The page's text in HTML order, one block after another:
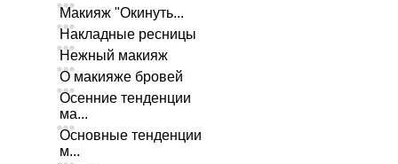
Макияж "Окинуть...
Накладные ресницы
Нежный макияж
О макияже бровей
Осенние тенденции
ма...
Основные тенденции
м...